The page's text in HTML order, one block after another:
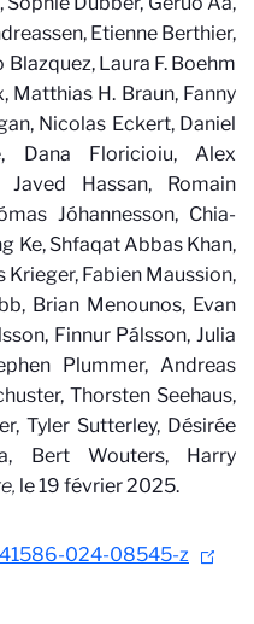
Etienne Berthier,
Laura F. Boehm
Matthias H. Braun, Fanny
Nicolas Eckert, Daniel
Dana Floricioiu, Alex
Javed Hassan, Romain
Jóhannesson, Chia-
Ke, Shfaqat Abbas Khan,
Krieger, Fabien Maussion,
Brian Menounos, Evan
Finnur Pálsson, Julia
Plummer, Andreas
Thorsten Seehaus,
Tyler Sutterley, Désirée
Bert Wouters, Harry
le 19 février 2025.
024-08545-z